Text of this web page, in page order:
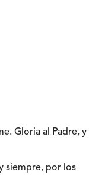
Gloria al Padre, y
siempre, por los